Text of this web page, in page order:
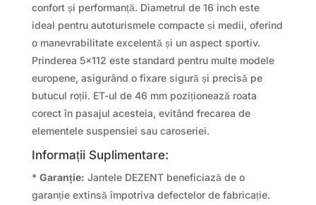
confort și performanță. Diametrul de 16 inch este
ideal pentru autoturismele compacte și medii, oferind
o manevrabilitate excelentă și un aspect sportiv.
Prinderea 5×112 este standard pentru multe modele
europene, asigurând o fixare sigură și precisă pe
butucul roții. ET-ul de 46 mm poziționează roata
corect în pasajul acesteia, evitând frecarea de
elementele suspensiei sau caroseriei.
Informații Suplimentare:
* Garanție: Jantele DEZENT beneficiază de o
garanție extinsă împotriva defectelor de fabricație.